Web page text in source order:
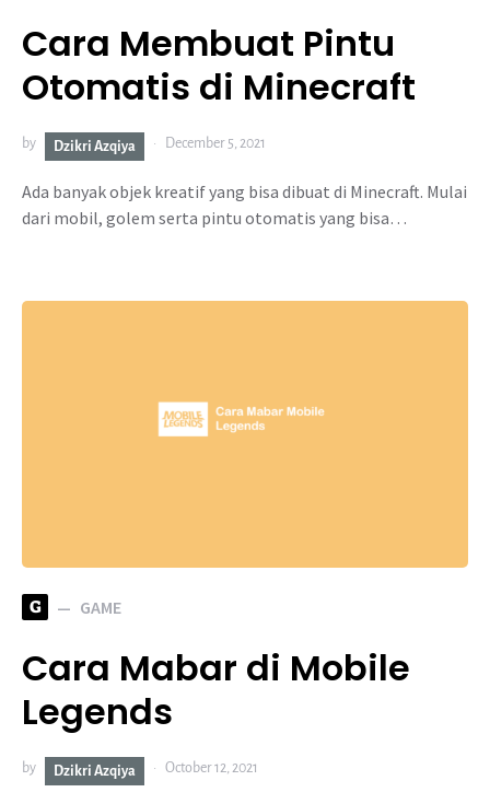
Cara Membuat Pintu
Otomatis di Minecraft
by Dzikri Azqiya December 5, 2021
Ada banyak objek kreatif yang bisa dibuat di Minecraft. Mulai
dari mobil, golem serta pintu otomatis yang bisa…
G GAME
Cara Mabar di Mobile
Legends
by Dzikri Azqiya October 12, 2021